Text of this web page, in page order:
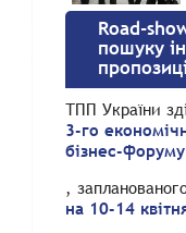
Road-
пошуку
ТПП України
3-го
бізнес-форуму
,
на 10-14